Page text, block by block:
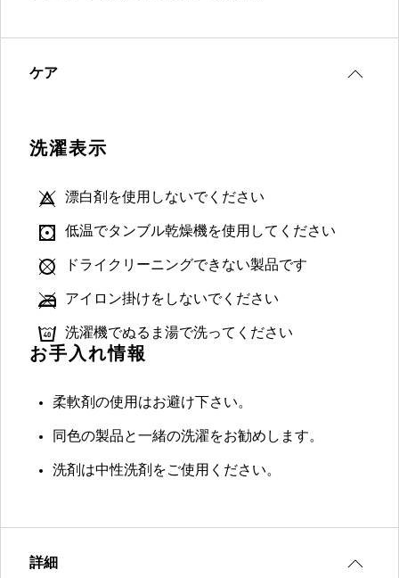
ケア
洗濯表示
漂白剤を使用しないでください
低温でタンブル乾燥機を使用してください
ドライクリーニングできない製品です
アイロン掛けをしないでください
洗濯機でぬるま湯で洗ってください
お手入れ情報
柔軟剤の使用はお避け下さい。
同色の製品と一緒の洗濯をお勧めします。
洗剤は中性洗剤をご使用ください。
詳細